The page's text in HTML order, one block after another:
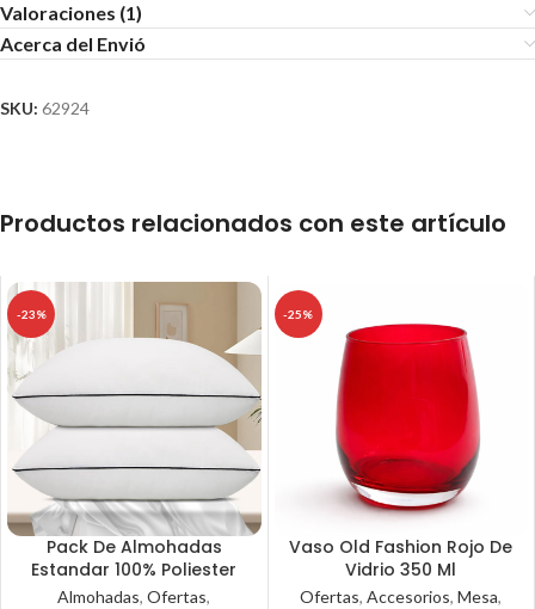
Valoraciones (1)
Acerca del Envió
SKU: 62924
Productos relacionados con este artículo
-23%
Pack De Almohadas
Estandar 100% Poliester
Almohadas,Ofertas,
-25%
Vaso Old Fashion Rojo De
Vidrio 350 Ml
Ofertas,Accesorios,Mesa,